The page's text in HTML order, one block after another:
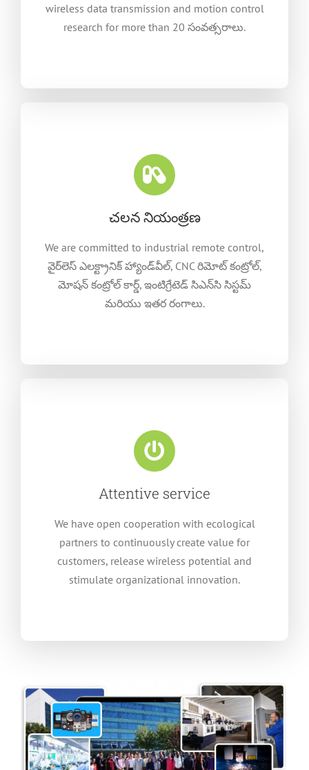
wireless data transmission and motion control
research for more than 20 సంవత్సరాలు.
చలన నియంత్రణ
We are committed to industrial remote control,
వైర్‌లెస్ ఎలక్ట్రానిక్ హ్యాండ్‌వీల్, CNC రిమోట్ కంట్రోల్,
మోషన్ కంట్రోల్ కార్డ్, ఇంటిగ్రేటెడ్ సిఎన్‌సి సిస్టమ్
మరియు ఇతర రంగాలు.
Attentive service
We have open cooperation with ecological
partners to continuously create value for
customers, release wireless potential and
stimulate organizational innovation.